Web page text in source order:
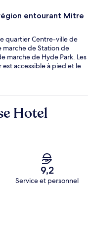
entourant Mitre
quartier Centre-ville de
marche de Station de
marche de Hyde Park. Les
accessible à pied et le
Hotel
9,2
Service et personnel